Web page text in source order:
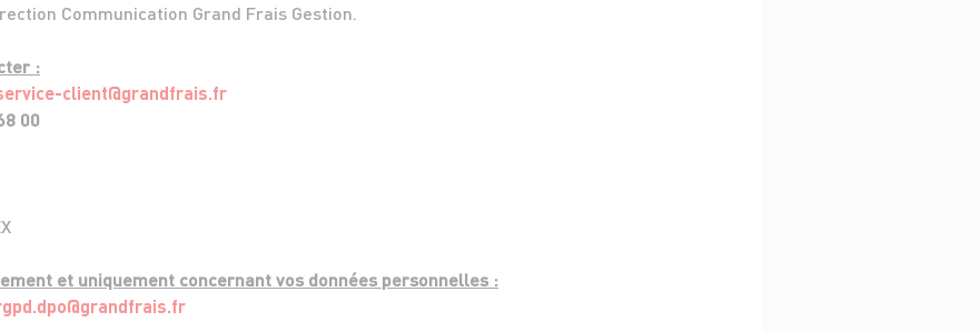
Communication Grand Frais Gestion.
:
client@grandfrais.fr
00
et uniquement concernant vos données personnelles :